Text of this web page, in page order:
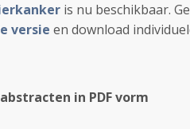
is nu beschikbaar.
versie en download
in PDF vorm